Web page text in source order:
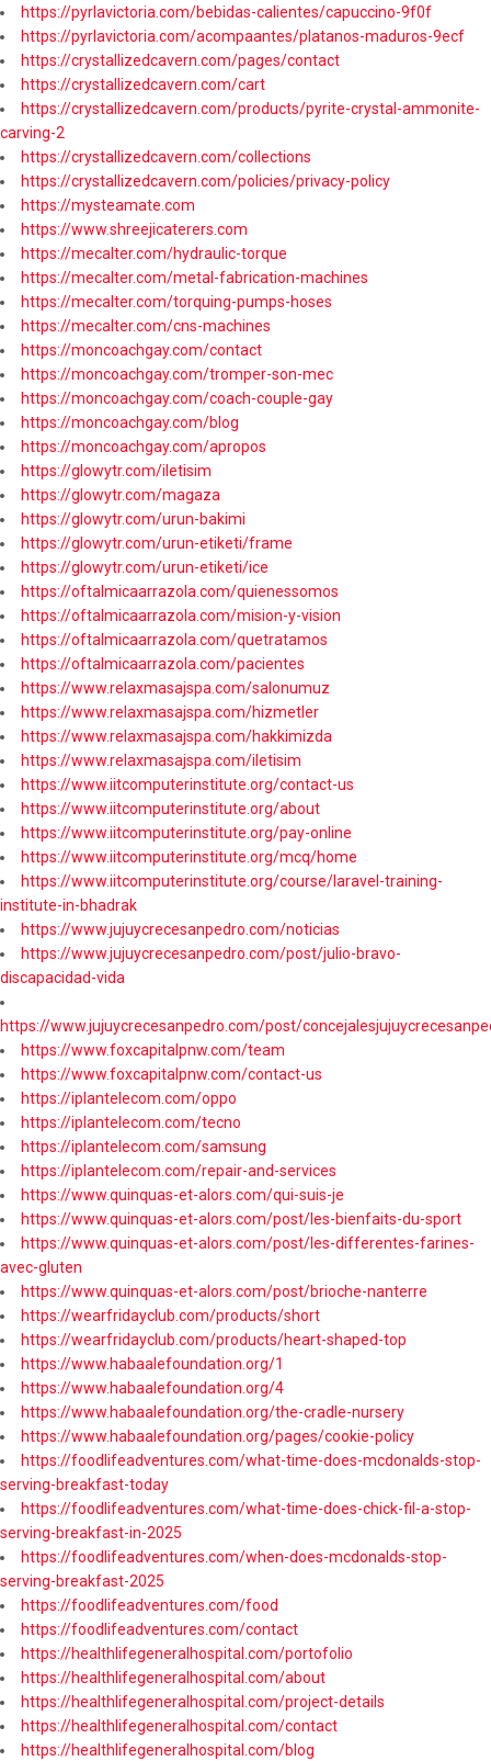
https://pyrlavictoria.com/bebidas-calientes/capuccino-9f0f
https://pyrlavictoria.com/acompaantes/platanos-maduros-9ecf
https://crystallizedcavern.com/pages/contact
https://crystallizedcavern.com/cart
https://crystallizedcavern.com/products/pyrite-crystal-ammonite-
carving-2
https://crystallizedcavern.com/collections
https://crystallizedcavern.com/policies/privacy-policy
https://mysteamate.com
https://www.shreejicaterers.com
https://mecalter.com/hydraulic-torque
https://mecalter.com/metal-fabrication-machines
https://mecalter.com/torquing-pumps-hoses
https://mecalter.com/cns-machines
https://moncoachgay.com/contact
https://moncoachgay.com/tromper-son-mec
https://moncoachgay.com/coach-couple-gay
https://moncoachgay.com/blog
https://moncoachgay.com/apropos
https://glowytr.com/iletisim
https://glowytr.com/magaza
https://glowytr.com/urun-bakimi
https://glowytr.com/urun-etiketi/frame
https://glowytr.com/urun-etiketi/ice
https://oftalmicaarrazola.com/quienessomos
https://oftalmicaarrazola.com/mision-y-vision
https://oftalmicaarrazola.com/quetratamos
https://oftalmicaarrazola.com/pacientes
https://www.relaxmasajspa.com/salonumuz
https://www.relaxmasajspa.com/hizmetler
https://www.relaxmasajspa.com/hakkimizda
https://www.relaxmasajspa.com/iletisim
https://www.iitcomputerinstitute.org/contact-us
https://www.iitcomputerinstitute.org/about
https://www.iitcomputerinstitute.org/pay-online
https://www.iitcomputerinstitute.org/mcq/home
https://www.iitcomputerinstitute.org/course/laravel-training-
institute-in-bhadrak
https://www.jujuycrecesanpedro.com/noticias
https://www.jujuycrecesanpedro.com/post/julio-bravo-
discapacidad-vida
https://www.jujuycrecesanpedro.com/post/
https://www.foxcapitalpnw.com/team
https://www.foxcapitalpnw.com/contact-us
https://iplantelecom.com/oppo
https://iplantelecom.com/tecno
https://iplantelecom.com/samsung
https://iplantelecom.com/repair-and-services
https://www.quinquas-et-alors.com/qui-suis-je
https://www.quinquas-et-alors.com/post/les-bienfaits-du-sport
https://www.quinquas-et-alors.com/post/les-differentes-farines-
avec-gluten
https://www.quinquas-et-alors.com/post/brioche-nanterre
https://wearfridayclub.com/products/short
https://wearfridayclub.com/products/heart-shaped-top
https://www.habaalefoundation.org/1
https://www.habaalefoundation.org/4
https://www.habaalefoundation.org/the-cradle-nursery
https://www.habaalefoundation.org/pages/cookie-policy
https://foodlifeadventures.com/what-time-does-mcdonalds-stop-
serving-breakfast-today
https://foodlifeadventures.com/what-time-does-chick-fil-a-stop-
serving-breakfast-in-2025
https://foodlifeadventures.com/when-does-mcdonalds-stop-
serving-breakfast-2025
https://foodlifeadventures.com/food
https://foodlifeadventures.com/contact
https://healthlifegeneralhospital.com/portofolio
https://healthlifegeneralhospital.com/about
https://healthlifegeneralhospital.com/project-details
https://healthlifegeneralhospital.com/contact
https://healthlifegeneralhospital.com/blog